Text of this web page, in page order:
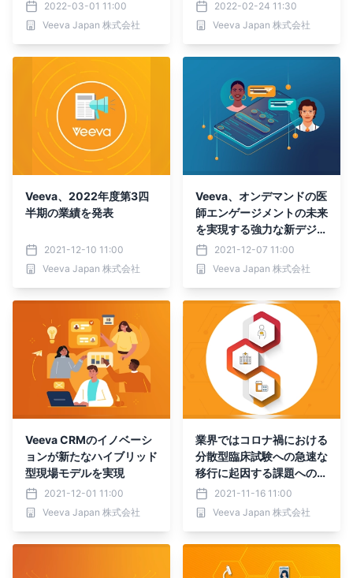
用
2022-03-01 11:00
Veeva Japan 株式会社
2022-02-24 11:30
Veeva Japan 株式会社
Veeva、2022年度第3四
半期の業績を発表
2021-12-10 11:00
Veeva Japan 株式会社
Veeva、オンデマンドの医
師エンゲージメントの未来
を実現する強力な新デジタ
ルツールを公開
2021-12-07 11:00
Veeva Japan 株式会社
Veeva CRMのイノベーシ
ョンが新たなハイブリッド
型現場モデルを実現
2021-12-01 11:00
Veeva Japan 株式会社
業界ではコロナ禍における
分散型臨床試験への急速な
移行に起因する課題への対
応策が講じられていること
が調査から明らかに
2021-11-16 11:00
Veeva Japan 株式会社